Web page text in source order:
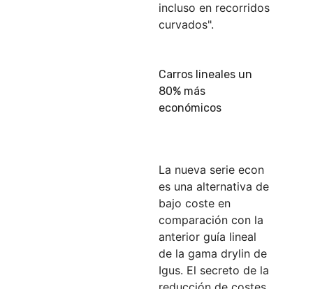
incluso en recorridos
curvados".
Carros lineales un
80% más
económicos
La nueva serie econ
es una alternativa de
bajo coste en
comparación con la
anterior guía lineal
de la gama drylin de
Igus. El secreto de la